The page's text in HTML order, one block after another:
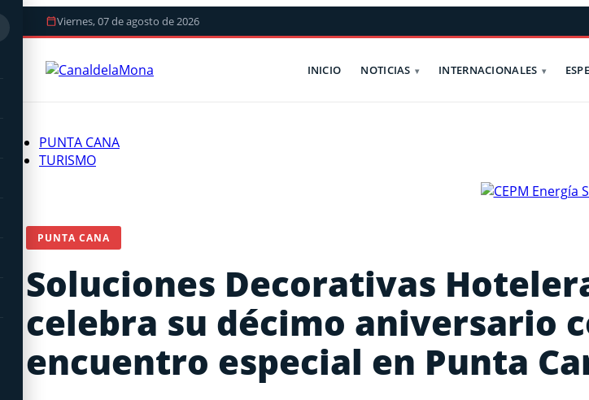
Viernes, 07 de agosto de 2026
INICIO NOTICIAS INTERNACIONALES
PUNTA CANA
TURISMO
PUNTA CANA
Soluciones Decorativas
celebra su décimo aniversario
encuentro especial en Punta